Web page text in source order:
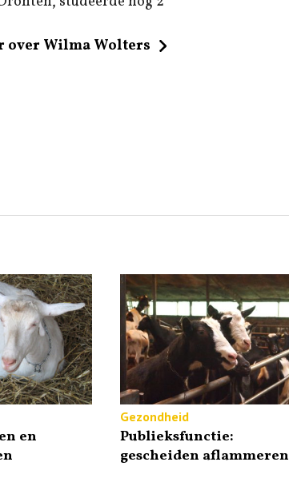
over Wilma Wolters
en
Gezondheid
Publieksfunctie:
gescheiden aflammeren